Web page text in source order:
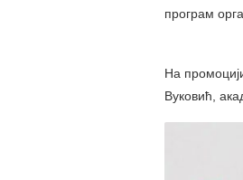
програм
На
Вуковић,